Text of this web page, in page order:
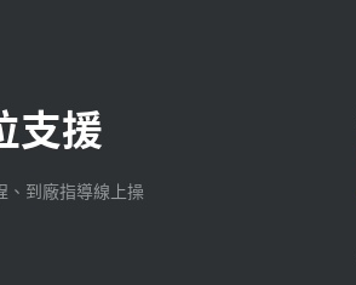
支援
、到廠指導線上操